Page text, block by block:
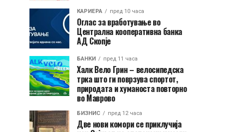
КАРИЕРА пред 10 часа
Оглас за вработување во
Централна кооперативна банка
АД Скопје
БАНКИ пред 11 часа
Халк Вело Грин – велосипедска
трка што ги поврзува спортот,
природата и хуманоста повторно
во Маврово
БИЗНИС пред 12 часа
Две нови комори се приклучија